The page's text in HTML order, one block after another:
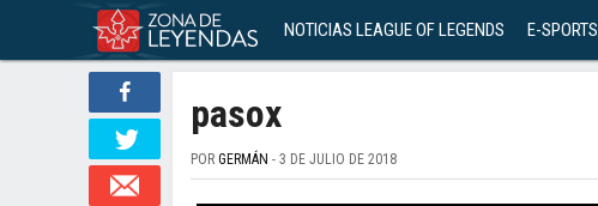
NOTICIAS LEAGUE OF LEGENDS E-SPORTS
pasox
POR GERMÁN - 3 DE JULIO DE 2018